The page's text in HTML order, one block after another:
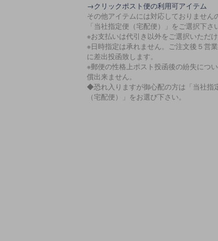
→クリックポスト便の利用可アイテム
その他アイテムには対応しておりません
「当社指定便（宅配便）」をご選択下さ
※お支払いは代引き以外をご選択いただけ
※日時指定は承れません。ご注文後５営
に差出投函致します。
※郵便の性格上ポスト投函後の紛失につ
償出来ません。
◆恐れ入りますが御心配の方は「当社指
（宅配便）」をお選び下さい。